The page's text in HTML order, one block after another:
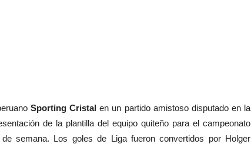
Sporting Cristal en un partido amistoso disputado en la
de la plantilla del equipo quiteño para el campeonato
semana. Los goles de Liga fueron convertidos por Holger